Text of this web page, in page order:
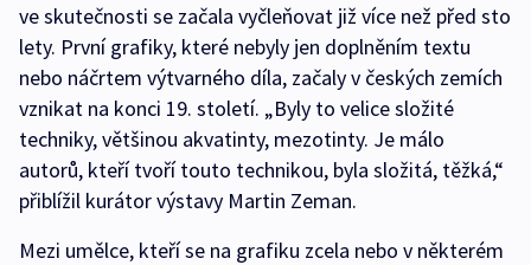
ve skutečnosti se začala vyčleňovat již více než před sto
lety. První grafiky, které nebyly jen doplněním textu
nebo náčrtem výtvarného díla, začaly v českých zemích
vznikat na konci 19. století. „Byly to velice složité
techniky, většinou akvatinty, mezotinty. Je málo
autorů, kteří tvoří touto technikou, byla složitá, těžká,“
přiblížil kurátor výstavy Martin Zeman.
Mezi umělce, kteří se na grafiku zcela nebo v některém